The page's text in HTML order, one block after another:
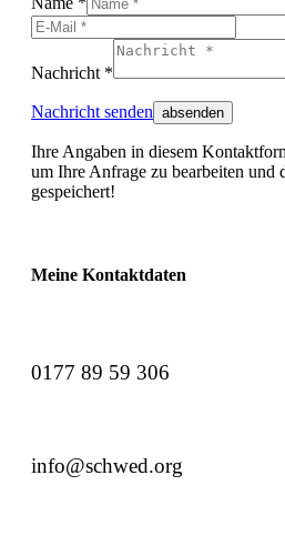
Nachricht *
Nachricht senden
Ihre Angaben in diesem
um Ihre Anfrage zu bearbeiten und
gespeichert!
Meine Kontaktdaten
0177 89 59 306
info@schwed.org